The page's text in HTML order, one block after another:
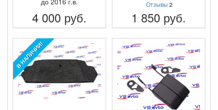
4 000 руб.
ПОДРОБНЕЕ
Отзывы 2
1 850 руб.
ПОДРОБНЕЕ
В НАЛИЧИИ!